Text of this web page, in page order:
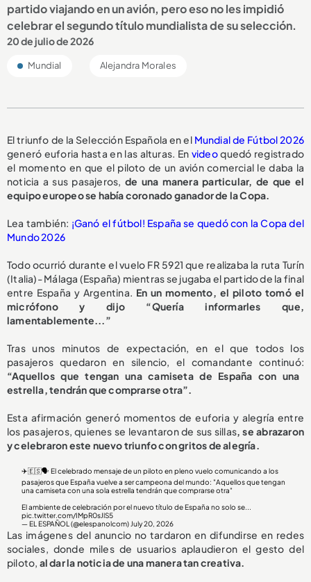
partido viajando en un avión, pero eso no les impidió
celebrar el segundo título mundialista de su selección.
20 de julio de 2026
Mundial Alejandra Morales
El triunfo de la Selección Española en elMundial de Fútbol 2026
generó euforia hasta en las alturas. En videoquedó registrado
el momento en que el piloto de un avión comercial le daba la
noticia a sus pasajeros, de una manera particular, de que el
equipo europeo se había coronado ganador de la Copa.
Lea también: ¡Ganó el fútbol! España se quedó con la Copa del
Mundo 2026
Todo ocurrió durante el vuelo FR 5921 que realizaba la ruta Turín
(Italia)- Málaga (España) mientras se jugaba el partido de la final
entre España y Argentina. En un momento, el piloto tomó el
micrófono y dijo “Quería informarles que,
lamentablemente...”
Tras unos minutos de expectación, en el que todos los
pasajeros quedaron en silencio, el comandante continuó:
“Aquellos que tengan una camiseta de España con una
estrella, tendrán que comprarse otra”.
Esta afirmación generó momentos de euforia y alegría entre
los pasajeros, quienes se levantaron de sus sillas, se abrazaron
y celebraron este nuevo triunfo con gritos de alegría.
✈️🇪🇸🗣️ El celebrado mensaje de un piloto en pleno vuelo comunicando a los
pasajeros que España vuelve a ser campeona del mundo: "Aquellos que tengan
una camiseta con una sola estrella tendrán que comprarse otra"
El ambiente de celebración por el nuevo título de España no solo se...
pic.twitter.com/IMpR0sJlS5
— EL ESPAÑOL (@elespanolcom) July 20, 2026
Las imágenes del anuncio no tardaron en difundirse en redes
sociales, donde miles de usuarios aplaudieron el gesto del
piloto, al dar la noticia de una manera tan creativa.